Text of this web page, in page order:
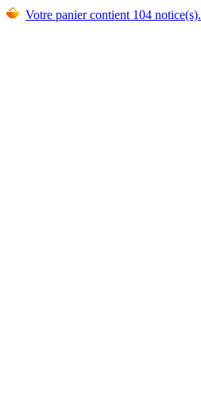
Votre panier contient 104 notice(s).